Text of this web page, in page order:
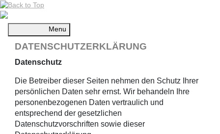
Menu
DATENSCHUTZERKLÄRUNG
Datenschutz
Die Betreiber dieser Seiten nehmen den Schutz Ihrer
persönlichen Daten sehr ernst. Wir behandeln Ihre
personenbezogenen Daten vertraulich und
entsprechend der gesetzlichen
Datenschutzvorschriften sowie dieser